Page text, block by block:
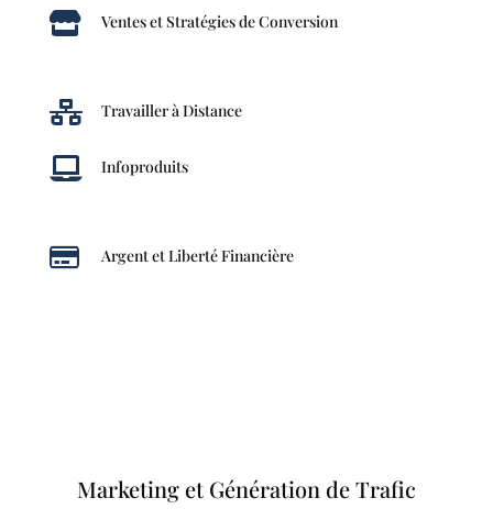
 Ventes et Stratégies de Conversion
 Travailler à Distance
 Infoproduits
 Argent et Liberté Financière
Marketing et Génération de Trafic